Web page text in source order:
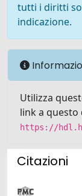
tutti i diritti
indicazione.
Utilizza
link a
https://
Citazioni